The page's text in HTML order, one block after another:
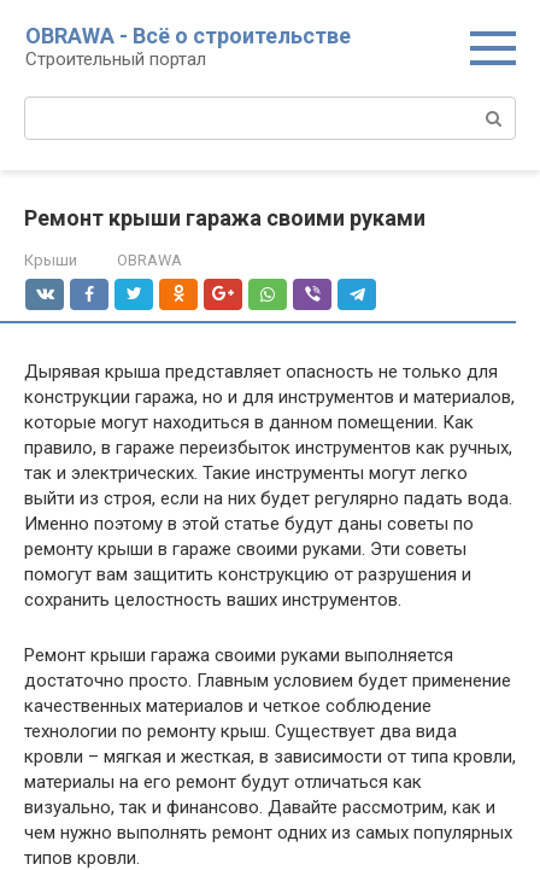
контенту
OBRAWA - Всё о строительстве
Строительный портал
Ремонт крыши гаража своими руками
Крыши OBRAWA
Дырявая крыша представляет опасность не только для
конструкции гаража, но и для инструментов и материалов,
которые могут находиться в данном помещении. Как
правило, в гараже переизбыток инструментов как ручных,
так и электрических. Такие инструменты могут легко
выйти из строя, если на них будет регулярно падать вода.
Именно поэтому в этой статье будут даны советы по
ремонту крыши в гараже своими руками. Эти советы
помогут вам защитить конструкцию от разрушения и
сохранить целостность ваших инструментов.
Ремонт крыши гаража своими руками выполняется
достаточно просто. Главным условием будет применение
качественных материалов и четкое соблюдение
технологии по ремонту крыш. Существует два вида
кровли – мягкая и жесткая, в зависимости от типа кровли,
материалы на его ремонт будут отличаться как
визуально, так и финансово. Давайте рассмотрим, как и
чем нужно выполнять ремонт одних из самых популярных
типов кровли.